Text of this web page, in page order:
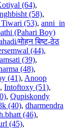
(64),
(58),
(53), anni_in
(Pahari Boy)
मोहन बिष्ट-ठेठ
(44),
(39),
(48),
(41), Anoop
, Intoftoxy (51),
, Qupiskondy
(40), dharmendra
(46),
(45),